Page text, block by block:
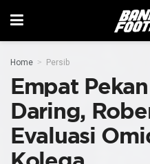
Home Persib
Empat
Daring,
Evaluasi